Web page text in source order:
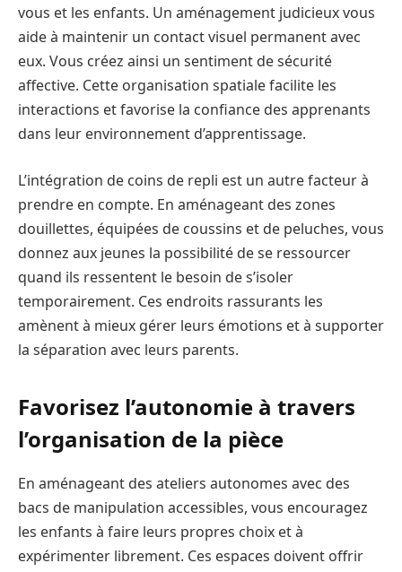
vous et les enfants. Un aménagement judicieux vous
aide à maintenir un contact visuel permanent avec
eux. Vous créez ainsi un sentiment de sécurité
affective. Cette organisation spatiale facilite les
interactions et favorise la confiance des apprenants
dans leur environnement d’apprentissage.
L’intégration de coins de repli est un autre facteur à
prendre en compte. En aménageant des zones
douillettes, équipées de coussins et de peluches, vous
donnez aux jeunes la possibilité de se ressourcer
quand ils ressentent le besoin de s’isoler
temporairement. Ces endroits rassurants les
amènent à mieux gérer leurs émotions et à supporter
la séparation avec leurs parents.
Favorisez l’autonomie à travers
l’organisation de la pièce
En aménageant des ateliers autonomes avec des
bacs de manipulation accessibles, vous encouragez
les enfants à faire leurs propres choix et à
expérimenter librement. Ces espaces doivent offrir